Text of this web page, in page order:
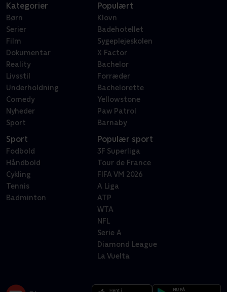
Kategorier
Børn
Serier
Film
Dokumentar
Reality
Livsstil
Underholdning
Comedy
Nyheder
Sport
Populært
Klovn
Badehotellet
Sygeplejeskolen
X Factor
Bachelor
Forræder
Bachelorette
Yellowstone
Paw Patrol
Barnaby
Sport
Fodbold
Håndbold
Cykling
Tennis
Badminton
Populær sport
3F Superliga
Tour de France
FIFA VM 2026
A Liga
ATP
WTA
NFL
Serie A
Diamond League
La Vuelta